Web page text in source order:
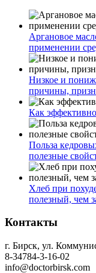
Аргановое
применении
Низкое и
причины,
Как
Польза
полезные
Хлеб при
полезный, чем
Контакты
г. Бирск, ул.
8-34784-3-16-02
info@doctorbirsk.com